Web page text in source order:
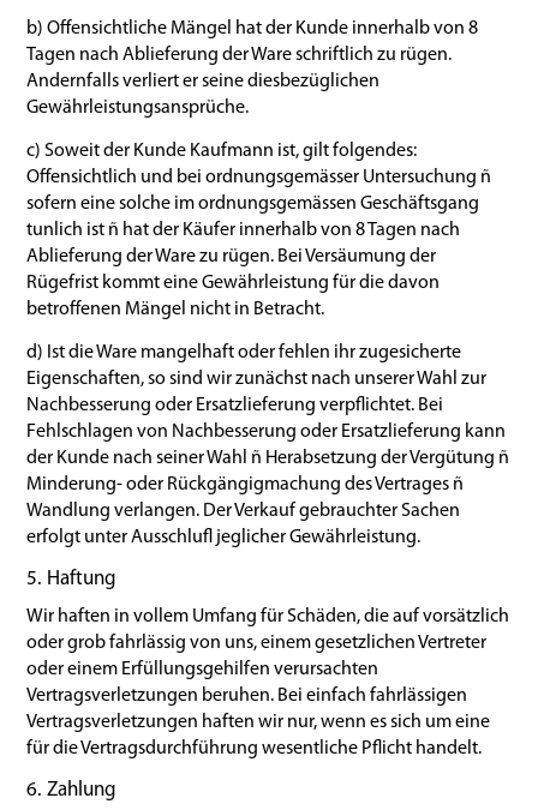
b) Offensichtliche Mängel hat der Kunde innerhalb von 8
Tagen nach Ablieferung der Ware schriftlich zu rügen.
Andernfalls verliert er seine diesbezüglichen
Gewährleistungsansprüche.
c) Soweit der Kunde Kaufmann ist, gilt folgendes:
Offensichtlich und bei ordnungsgemässer Untersuchung ñ
sofern eine solche im ordnungsgemässen Geschäftsgang
tunlich ist ñ hat der Käufer innerhalb von 8 Tagen nach
Ablieferung der Ware zu rügen. Bei Versäumung der
Rügefrist kommt eine Gewährleistung für die davon
betroffenen Mängel nicht in Betracht.
d) Ist die Ware mangelhaft oder fehlen ihr zugesicherte
Eigenschaften, so sind wir zunächst nach unserer Wahl zur
Nachbesserung oder Ersatzlieferung verpflichtet. Bei
Fehlschlagen von Nachbesserung oder Ersatzlieferung kann
der Kunde nach seiner Wahl ñ Herabsetzung der Vergütung ñ
Minderung- oder Rückgängigmachung des Vertrages ñ
Wandlung verlangen. Der Verkauf gebrauchter Sachen
erfolgt unter Ausschluﬂ jeglicher Gewährleistung.
5. Haftung
Wir haften in vollem Umfang für Schäden, die auf vorsätzlich
oder grob fahrlässig von uns, einem gesetzlichen Vertreter
oder einem Erfüllungsgehilfen verursachten
Vertragsverletzungen beruhen. Bei einfach fahrlässigen
Vertragsverletzungen haften wir nur, wenn es sich um eine
für die Vertragsdurchführung wesentliche Pflicht handelt.
6. Zahlung